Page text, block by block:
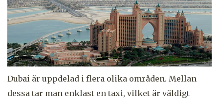
Dubai är uppdelad i flera olika områden. Mellan
dessa tar man enklast en taxi, vilket är väldigt